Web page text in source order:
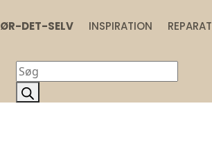
DET-SELV INSPIRATION
Products
search